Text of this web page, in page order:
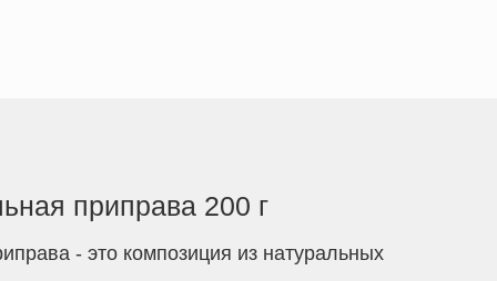
приправа 200 г
- это композиция из натуральных